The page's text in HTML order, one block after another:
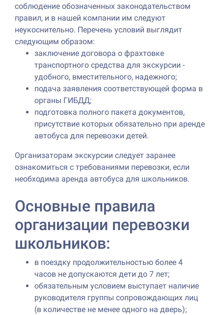
соблюдение обозначенных законодательством
правил, и в нашей компании им следуют
неукоснительно. Перечень условий выглядит
следующим образом:
заключение договора о фрахтовке
транспортного средства для экскурсии -
удобного, вместительного, надежного;
подача заявления соответствующей форма в
органы ГИБДД;
подготовка полного пакета документов,
присутствие которых обязательно при аренде
автобуса для перевозки детей.
Организаторам экскурсии следует заранее
ознакомиться с требованиями перевозки, если
необходима аренда автобуса для школьников.
Основные правила
организации перевозки
школьников:
в поездку продолжительностью более 4
часов не допускаются дети до 7 лет;
обязательным условием выступает наличие
руководителя группы сопровождающих лиц
(в количестве не менее одного на дверь);